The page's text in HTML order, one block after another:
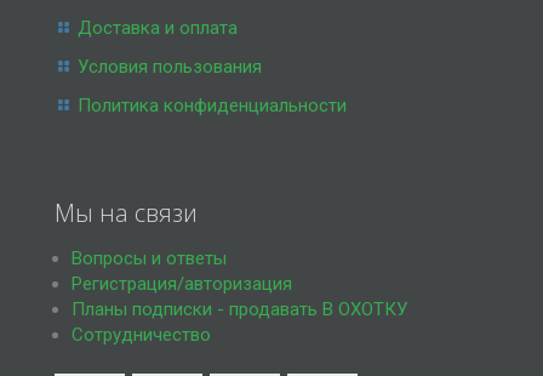
Доставка и оплата
Условия пользования
Политика конфиденциальности
Мы на связи
Вопросы и ответы
Регистрация/авторизация
Планы подписки - продавать В ОХОТКУ
Сотрудничество